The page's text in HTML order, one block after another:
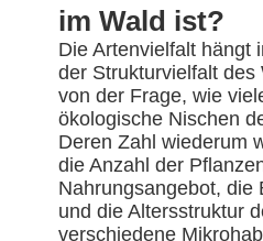
im Wald ist?
Die Artenvielfalt hängt
der Strukturvielfalt des
von der Frage, wie
ökologische Nischen
Deren Zahl wiederum
die Anzahl der
Nahrungsangebot, die
und die Altersstruktur
verschiedene